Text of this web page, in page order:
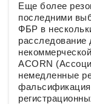
Еще более
последними
ФБР в
расследование
ACORN
немедленные